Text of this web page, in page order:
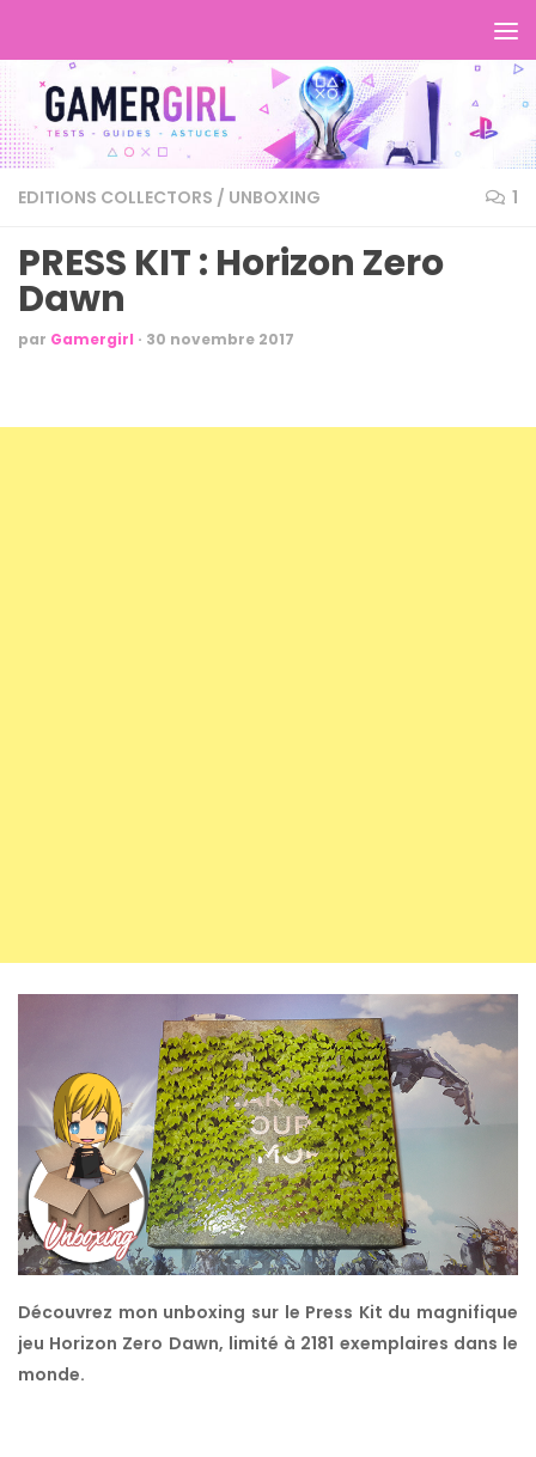
EDITIONS COLLECTORS / UNBOXING 1
PRESS KIT : Horizon Zero
Dawn
par Gamergirl · 30 novembre 2017
Découvrez mon unboxing sur le Press Kit du magnifique
jeu Horizon Zero Dawn, limité à 2181 exemplaires dans le
monde.